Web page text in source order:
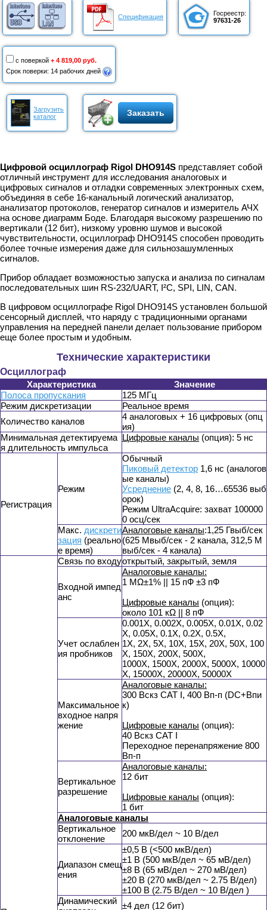
Спецификация
Госреестр:
97631-26
с поверкой + 4 819,00 руб.
Срок поверки: 14 рабочих дней
Загрузить
каталог
Заказать
Цифровой осциллограф Rigol DHO914S представляет собой
отличный инструмент для исследования аналоговых и
цифровых сигналов и отладки современных электронных схем,
объединяя в себе 16-канальный логический анализатор,
анализатор протоколов, генератор сигналов и измеритель АЧХ
на основе диаграмм Боде. Благодаря высокому разрешению по
вертикали (12 бит), низкому уровню шумов и высокой
чувствительности, осциллограф DHO914S способен проводить
более точные измерения даже для сильнозашумленных
сигналов.
Прибор обладает возможностью запуска и анализа по сигналам
последовательных шин RS-232/UART, I²C, SPI, LIN, CAN.
В цифровом осциллографе Rigol DHO914S установлен большой
сенсорный дисплей, что наряду с традиционными органами
управления на передней панели делает пользование прибором
еще более простым и удобным.
Технические характеристики
Осциллограф
Характеристика
Значение
Полоса пропускания
125 MГц
Режим дискретизации
Реальное время
Количество каналов
4 аналоговых + 16 цифровых (опц
ия)
Минимальная детектируема
я длительность импульса
Цифровые каналы (опция): 5 нс
Регистрация
Режим
Обычный
Пиковый детектор 1,6 нс (аналогов
ые каналы)
Усреднение (2, 4, 8, 16…65536 выб
орок)
Режим UltraAcquire: захват 100000
0 осц/сек
Макс. дискрети
зация (реально
е время)
Аналоговые каналы:1,25 Гвыб/сек
(625 Мвыб/сек - 2 канала, 312,5 М
выб/сек - 4 канала)
Связь по входуоткрытый, закрытый, земля
Входной импед
анс
Аналоговые каналы:
1 MΩ±1% || 15 пФ ±3 пФ
Цифровые каналы (опция):
около 101 кΩ || 8 пФ
Учет ослаблен
ия пробников
0.001X, 0.002X, 0.005X, 0.01X, 0.02
X, 0.05X, 0.1X, 0.2X, 0.5X,
1X, 2X, 5X, 10X, 15X, 20X, 50X, 100
X, 150X, 200X, 500X,
1000X, 1500X, 2000X, 5000X, 10000
X, 15000X, 20000X, 50000X
Максимальное
входное напря
жение
Аналоговые каналы:
300 Вскз CAT I, 400 Вп-п (DC+Впи
к)
Цифровые каналы (опция):
40 Вскз CAT I
Переходное перенапряжение 800
Вп-п
Вертикальное
разрешение
Аналоговые каналы:
12 бит
Цифровые каналы (опция):
1 бит
Аналоговые каналы
Вертикальное
отклонение
200 мкВ/дел ~ 10 В/дел
Диапазон смещ
ения
±0,5 В (<500 мкВ/дел)
±1 В (500 мкВ/дел ~ 65 мВ/дел)
±8 В (65 мВ/дел ~ 270 мВ/дел)
±20 В (270 мкВ/дел ~ 2.75 В/дел)
±100 В (2.75 В/дел ~ 10 В/дел )
Динамический ±4 дел (12 бит)